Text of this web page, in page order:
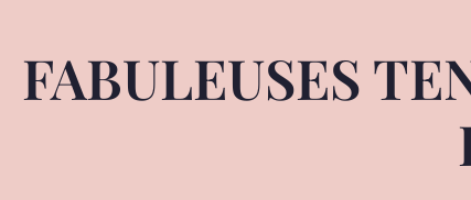
FABULEUSES